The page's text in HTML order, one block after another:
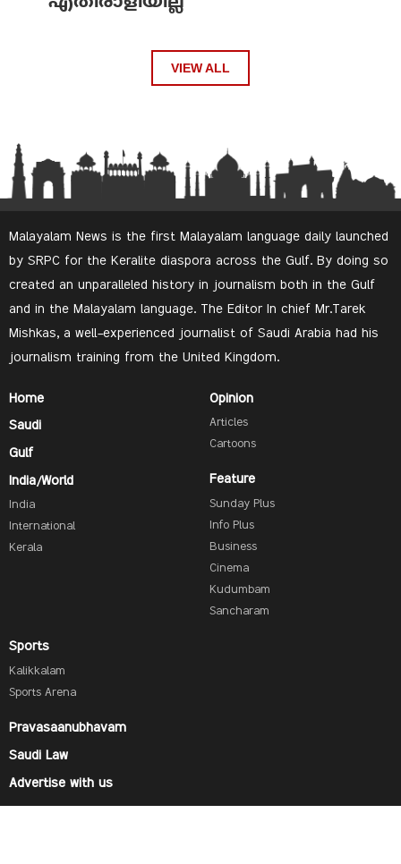
VIEW ALL
Malayalam News is the first Malayalam language daily launched
by SRPC for the Keralite diaspora across the Gulf. By doing so
created an unparalleled history in journalism both in the Gulf
and in the Malayalam language. The Editor In chief Mr.Tarek
Mishkas, a well-experienced journalist of Saudi Arabia had his
journalism training from the United Kingdom.
Home
Saudi
Gulf
India/World
India
International
Kerala
Opinion
Articles
Cartoons
Feature
Sunday Plus
Info Plus
Business
Cinema
Kudumbam
Sancharam
Sports
Kalikkalam
Sports Arena
Pravasaanubhavam
Saudi Law
Advertise with us